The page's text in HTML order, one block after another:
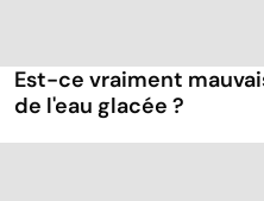
Est-ce vraiment
de l'eau glacée ?